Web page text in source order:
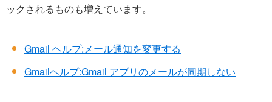
ックされるものも増えています。
Gmail ヘルプ:メール通知を変更する
Gmailヘルプ:Gmail アプリのメールが同期しない